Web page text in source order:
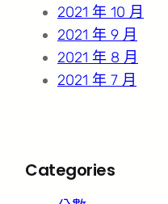
2021 年 10 月
2021 年 9 月
2021 年 8 月
2021 年 7 月
Categories